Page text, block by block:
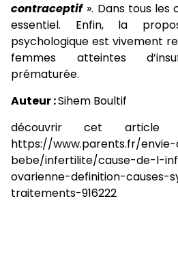
contraceptif ». Dans tous
essentiel. Enfin, la
psychologique est vivement
femmes atteintes
prématurée.
Auteur :Sihem Boultif
découvrir cet
https://www.parents.fr/
bebe/infertilite/cause-de-l-
ovarienne-definition-causes-
traitements-916222